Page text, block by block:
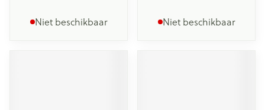
Niet beschikbaar Niet beschikbaar